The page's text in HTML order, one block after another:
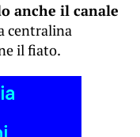
anche il canale
centralina
il fiato.